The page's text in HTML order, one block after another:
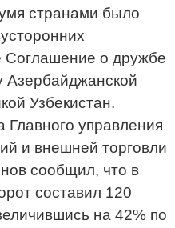
странами было
Соглашение о дружбе
Азербайджанской
Узбекистан.
Главного управления
и внешней торговли
сообщил, что в
составил 120
на 42% по